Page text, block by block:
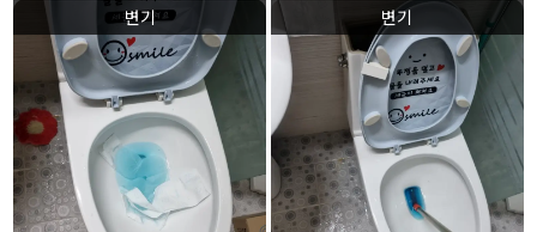
변기 변기